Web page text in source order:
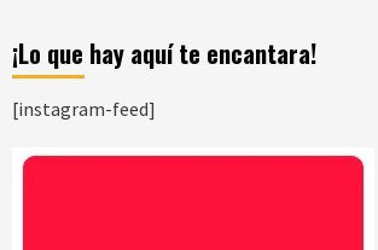
¡Lo que hay aquí te encantara!
[instagram-feed]